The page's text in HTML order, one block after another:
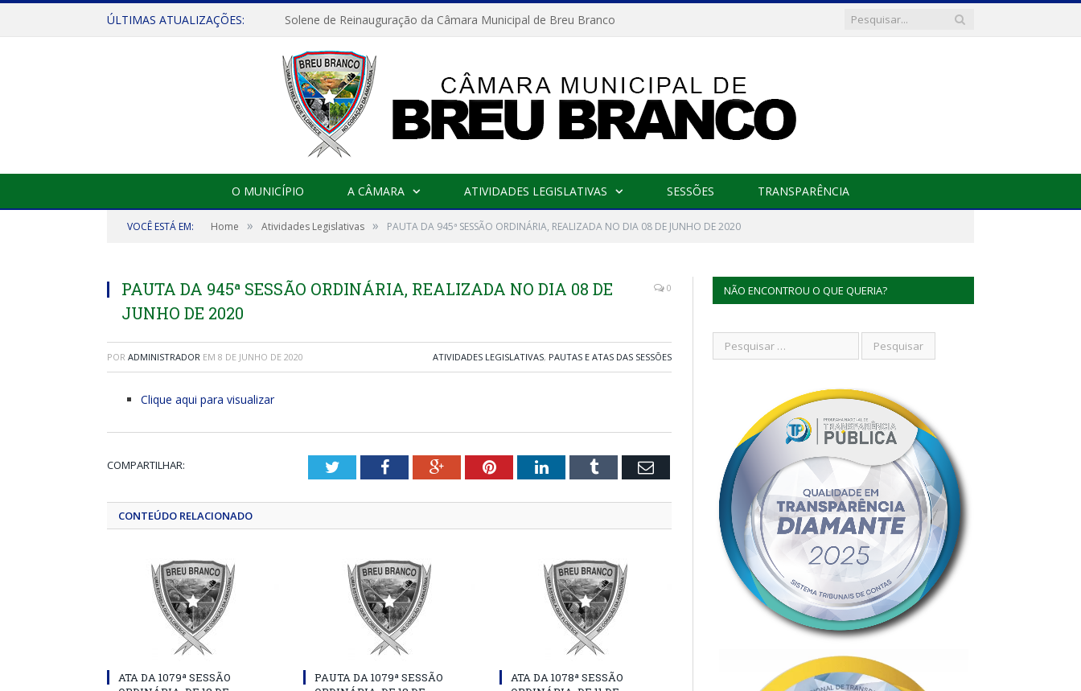
ÚLTIMAS ATUALIZAÇÕES: Solene de Reinauguração da Câmara Municipal de Breu Branco
O MUNICÍPIO A CÂMARA ATIVIDADES LEGISLATIVAS SESSÕES TRANSPARÊNCIA
VOCÊ ESTÁ EM: Home » Atividades Legislativas » PAUTA DA 945ª SESSÃO ORDINÁRIA, REALIZADA NO DIA 08 DE JUNHO DE 2020
PAUTA DA 945ª SESSÃO ORDINÁRIA, REALIZADA NO DIA 08 DE
JUNHO DE 2020
0
POR ADMINISTRADOR EM 8 DE JUNHO DE 2020 ATIVIDADES LEGISLATIVAS, PAUTAS E ATAS DAS SESSÕES
Clique aqui para visualizar
COMPARTILHAR: TwitterFacebookGoogle+PinterestLinkedInTumblr Email
CONTEÚDO RELACIONADO
ATA DA 1079ª SESSÃO
PAUTA DA 1079ª SESSÃO
ATA DA 1078ª SESSÃO
NÃO ENCONTROU O QUE QUERIA?